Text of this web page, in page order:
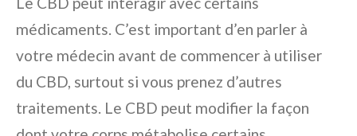
médicaments. C’est important d’en parler à
votre médecin avant de commencer à utiliser
du CBD, surtout si vous prenez d’autres
traitements. Le CBD peut modifier la façon